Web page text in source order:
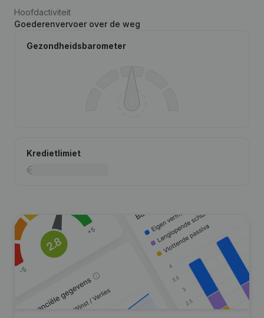
Hoofdactiviteit
Goederenvervoer over de weg
Gezondheidsbarometer
Kredietlimiet